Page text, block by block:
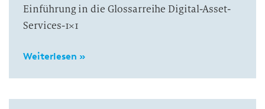
Einführung in die Glossarreihe Digital-Asset-
Services-1×1
Weiterlesen »